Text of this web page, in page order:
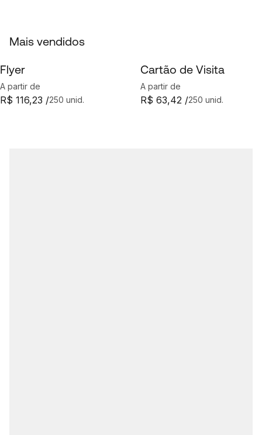
Mais vendidos
Flyer
A partir de
250 unid.
R$ 116,23 /
Cartão de Visita
A partir de
250 unid.
R$ 63,42 /